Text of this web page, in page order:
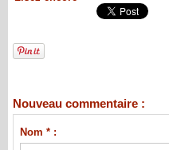
Nouveau commentaire :
Nom * :